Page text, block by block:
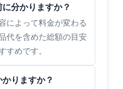
分かりますか？
によって料金が変わる
代を含めた総額の目安
すめです。
りますか？